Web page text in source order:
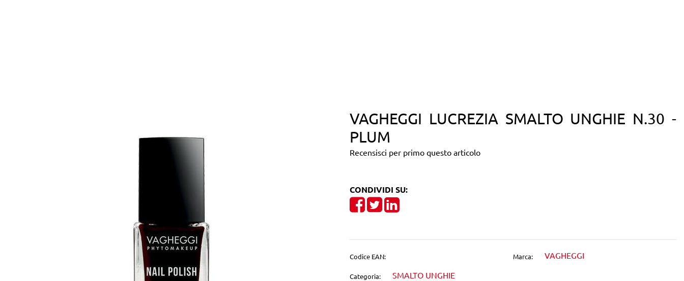
VAGHEGGI LUCREZIA SMALTO UNGHIE N.30 -
PLUM
Recensisci per primo questo articolo
CONDIVIDI SU:
Share on Facebook
TweetShare on LinkedIn
Codice EAN:
Categoria: SMALTO UNGHIE
Marca: VAGHEGGI